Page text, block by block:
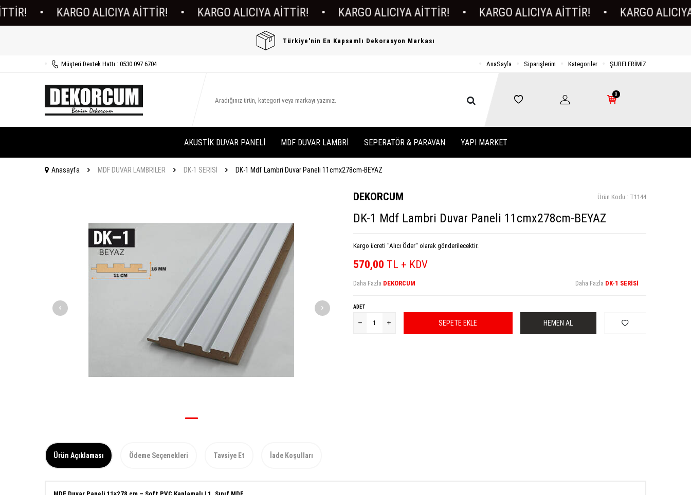
KARGO ALICIYA AİTTİR! KARGO ALICIYA AİTTİR! KARGO ALICIYA AİTTİR! KARGO ALICIYA AİTTİR! KARGO ALICIYA
Türkiye'nin En Kapsamlı Dekorasyon Markası
Müşteri Destek Hattı : 0530 097 6704 AnaSayfa Siparişlerim Kategoriler ŞUBELERİMİZ
0
AKUSTİK DUVAR PANELİ MDF DUVAR LAMBRİ SEPERATÖR & PARAVAN YAPI MARKET
Anasayfa MDF DUVAR LAMBRİLER DK-1 SERİSİ DK-1 Mdf Lambri Duvar Paneli 11cmx278cm-BEYAZ
DEKORCUM Ürün Kodu : T1144
DK-1 Mdf Lambri Duvar Paneli 11cmx278cm-BEYAZ
Kargo ücreti "Alıcı Öder" olarak gönderilecektir.
570,00 TL + KDV
Daha Fazla DEKORCUM Daha Fazla DK-1 SERİSİ
ADET
SEPETE EKLE HEMEN AL
Ürün Açıklaması Ödeme Seçenekleri Tavsiye Et İade Koşulları
MDF Duvar Paneli 11×278 cm – Soft PVC Kaplamalı | 1. Sınıf MDF